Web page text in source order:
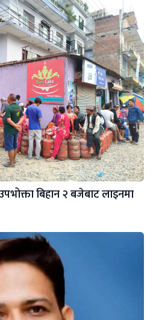
बिहान २ बजेबाट लाइनमा